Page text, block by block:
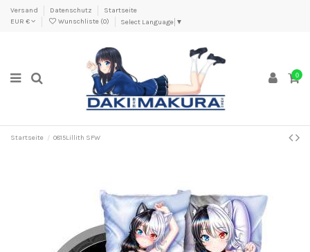
Versand Datenschutz
Startseite
EUR €
Wunschliste (0) Select Language ▼
0
Startseite 0815Lillith SFW